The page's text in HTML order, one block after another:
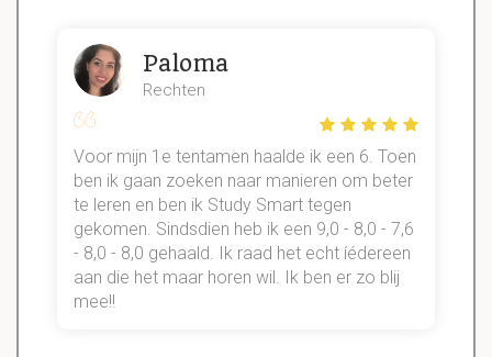
Paloma
Rechten
Voor mijn 1e tentamen haalde ik een 6. Toen
ben ik gaan zoeken naar manieren om beter
te leren en ben ik Study Smart tegen
gekomen. Sindsdien heb ik een 9,0 - 8,0 - 7,6
- 8,0 - 8,0 gehaald. Ik raad het echt íédereen
aan die het maar horen wil. Ik ben er zo blij
mee!!